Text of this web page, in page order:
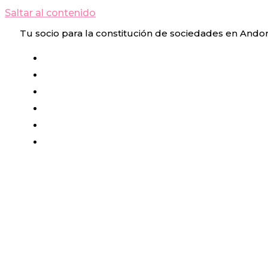
Saltar al contenido
Tu socio para la constitución de sociedades en